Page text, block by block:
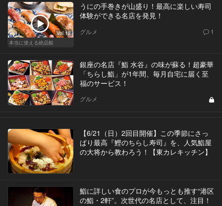
Vol.12
本当に使える絶品鮨
うにの手巻きが山盛り！最高に楽しい寿司
体験ができる名店を発見！
グルメ 1
銀座の名店『鮨 水谷』の味が蘇る！超豪華
「ちらし鮨」が1年間、毎月自宅に届く至
福のサービス！
グルメ
【6/21（日）2回目開催】この季節にさっ
ぱり最高『鰹のちらし寿司』を、人気鮨屋
の大将から教わろう！【東カレキッチン】
鮨に詳しい食のプロが今もっとも推す“港区
の鮨・2軒”。次世代の名店として、注目！